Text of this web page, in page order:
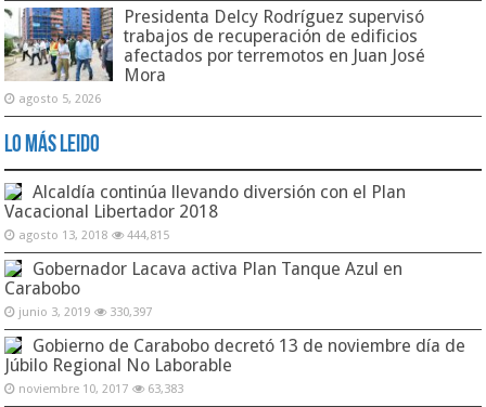
Presidenta Delcy Rodríguez supervisó
trabajos de recuperación de edificios
afectados por terremotos en Juan José
Mora
agosto 5, 2026
Lo Más Leido
Alcaldía continúa llevando diversión con el Plan
Vacacional Libertador 2018
agosto 13, 2018 444,815
Gobernador Lacava activa Plan Tanque Azul en
Carabobo
junio 3, 2019 330,397
Gobierno de Carabobo decretó 13 de noviembre día de
Júbilo Regional No Laborable
noviembre 10, 2017 63,383